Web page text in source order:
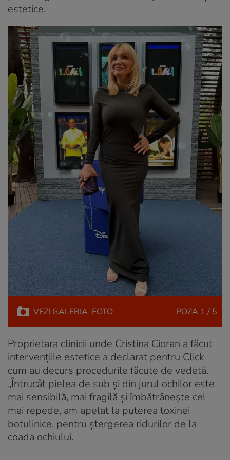
estetice.
VEZI GALERIA FOTO POZA 1 / 5
Proprietara clinicii unde Cristina Cioran a făcut
intervențiile estetice a declarat pentru Click
cum au decurs procedurile făcute de vedetă.
„Întrucât pielea de sub şi din jurul ochilor este
mai sensibilă, mai fragilă şi îmbătrâneşte cel
mai repede, am apelat la puterea toxinei
botulinice, pentru ştergerea ridurilor de la
coada ochiului.